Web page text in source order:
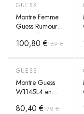
-40 %
GUESS
Montre Femme
Guess Rumour
GW0613L3
cadran rose
100,80 €169 €
-55 %
GUESS
Montre Guess
W1145L4 en
avec bracelet à
80,40 €179 €